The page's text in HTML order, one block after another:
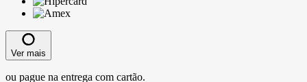
Ver mais
ou pague na entrega com cartão.